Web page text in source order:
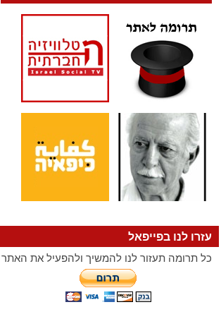
עזרו לנו בפייפאל
כל תרומה תעזור לנו להמשיך ולהפעיל את האתר